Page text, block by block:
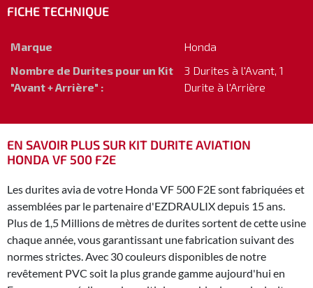
FICHE TECHNIQUE
Marque
Honda
Nombre de Durites pour un Kit
"Avant + Arrière" :
3 Durites à l'Avant, 1
Durite à l'Arrière
EN SAVOIR PLUS SUR KIT DURITE AVIATION
HONDA VF 500 F2E
Les durites avia de votre Honda VF 500 F2E sont fabriquées et
assemblées par le partenaire d'EZDRAULIX depuis 15 ans.
Plus de 1,5 Millions de mètres de durites sortent de cette usine
chaque année, vous garantissant une fabrication suivant des
normes strictes. Avec 30 couleurs disponibles de notre
revêtement PVC soit la plus grande gamme aujourd'hui en